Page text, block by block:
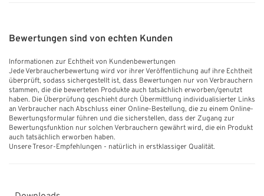
Bewertungen sind von echten Kunden
Informationen zur Echtheit von Kundenbewertungen
Jede Verbraucherbewertung wird vor ihrer Veröffentlichung auf ihre Echtheit
überprüft, sodass sichergestellt ist, dass Bewertungen nur von Verbrauchern
stammen, die die bewerteten Produkte auch tatsächlich erworben/genutzt
haben. Die Überprüfung geschieht durch Übermittlung individualisierter Links
an Verbraucher nach Abschluss einer Online-Bestellung, die zu einem Online-
Bewertungsformular führen und die sicherstellen, dass der Zugang zur
Bewertungsfunktion nur solchen Verbrauchern gewährt wird, die ein Produkt
auch tatsächlich erworben haben.
Unsere Tresor-Empfehlungen - natürlich in erstklassiger Qualität.